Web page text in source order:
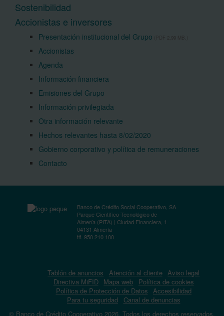
Sostenibilidad
Accionistas e inversores
Presentación institucional del Grupo
Accionistas
Agenda
Información financiera
Emisiones del Grupo
Información privilegiada
Otra información relevante
Hechos relevantes hasta 8/02/2020
Gobierno corporativo y política de remuneraciones
Contacto
Banco de Crédito Social Cooperativo, SA
Parque Científico-Tecnológico de
Almería (PITA) | Ciudad Financiera, 1
04131 Almería
tlf.950 210 100
Tablón de anuncios Atención al cliente Aviso legal
Directiva MiFID Mapa web
Política de cookies
Política de Protección de Datos Accesibilidad
Para tu seguridad
Canal de denuncias
© Banco de Crédito Cooperativo 2026. Todos los derechos reservados.